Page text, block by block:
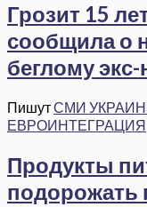
Грозит 15
сообщила о
беглому
ПишутСМИ
ЕВРОИНТЕГРАЦИЯ
Продукты
подорожать